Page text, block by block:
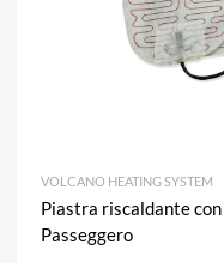
VOLCANO HEATING SYSTEM
Piastra riscaldante
Passeggero